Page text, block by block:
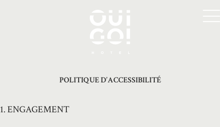
POLITIQUE D’ACCESSIBILITÉ
1. ENGAGEMENT